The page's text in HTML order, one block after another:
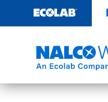
contenu​​​​​​​